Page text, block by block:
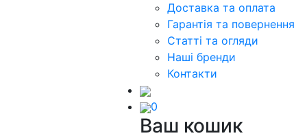
Доставка та оплата
Гарантія та повернення
Статті та огляди
Наші бренди
Контакти
0
Ваш кошик